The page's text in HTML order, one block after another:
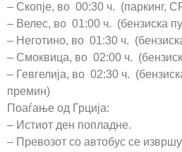
– Скопје, во 00:30 ч. (паркинг,
– Велес, во 01:00 ч. (бензиска
– Неготино, во 01:30 ч.
– Смоквица, во 02:00 ч.
– Гевгелија, во 02:30 ч.
премин)
Поаѓање од Грција:
– Истиот ден попладне.
– Превозот со автобус се